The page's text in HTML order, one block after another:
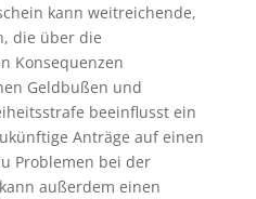
kann weitreichende,
die über die
Konsequenzen
Geldbußen und
beeinflusst ein
Anträge auf einen
Problemen bei der
außerdem einen